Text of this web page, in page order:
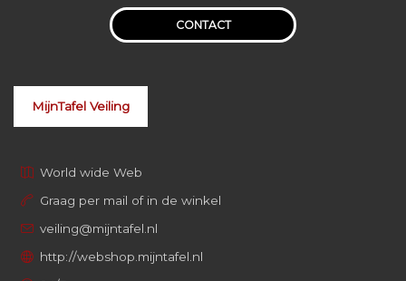
CONTACT
MijnTafel Veiling
World wide Web
Graag per mail of in de winkel
veiling@mijntafel.nl
http://webshop.mijntafel.nl